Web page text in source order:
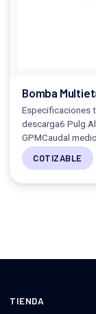
Bomba
Especificaciones
descarga6
GPMCaudal
COTIZABLE
TIENDA